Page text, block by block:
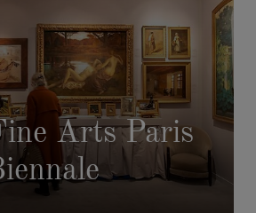
Arts Paris